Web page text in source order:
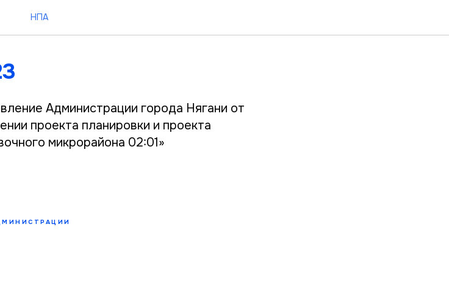
НПА
Администрации города Нягани от
проекта планировки и проекта
микрорайона 02:01»